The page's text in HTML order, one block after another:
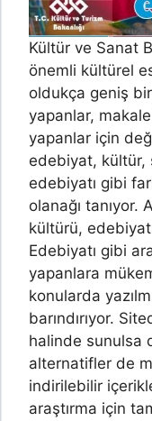
Kültür ve Sanat
önemli kültürel
oldukça geniş
yapanlar,
yapanlar için
edebiyat, kültür,
edebiyatı gibi
olanağı tanıyor.
kültürü,
Edebiyatı gibi
yapanlara
konularda
barındırıyor.
halinde sunulsa
alternatifler de
indirilebilir
araştırma için